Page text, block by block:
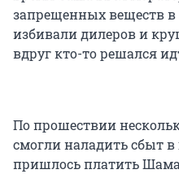
запрещенных веществ
избивали дилеров и
вдруг кто-то решался
По прошествии
смогли наладить сбыт в
пришлось платить